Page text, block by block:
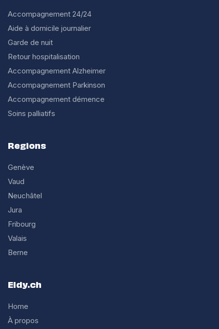
Accompagnement 24/24
Aide à domicile journalier
Garde de nuit
Retour hospitalisation
Accompagnement Alzheimer
Accompagnement Parkinson
Accompagnement démence
Soins palliatifs
Regions
Genève
Vaud
Neuchâtel
Jura
Fribourg
Valais
Berne
Eldy.ch
Home
À propos